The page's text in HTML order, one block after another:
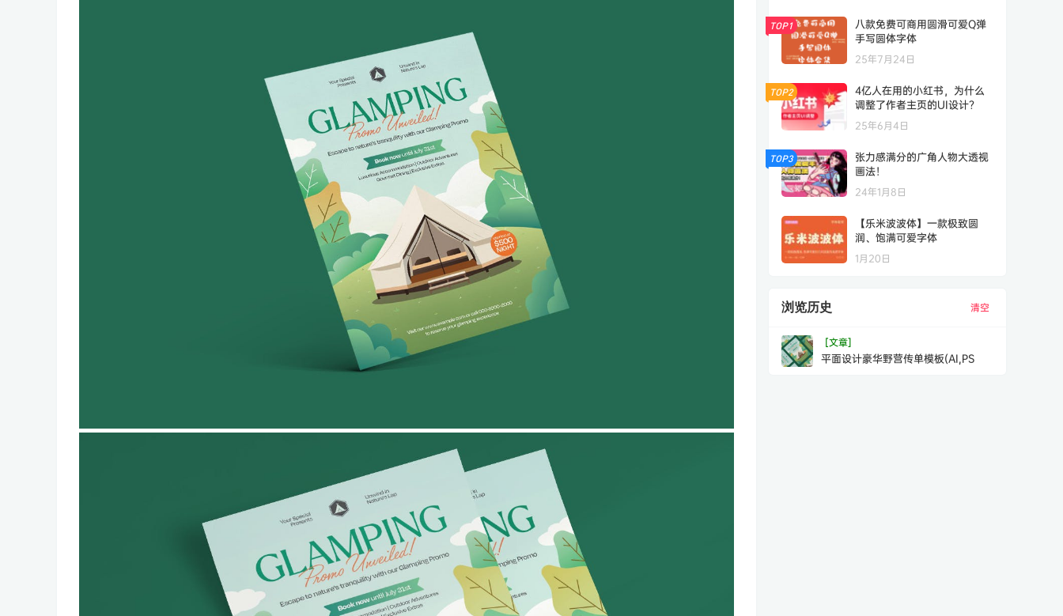
TOP1
八款免费可商用圆滑可爱Q弹
手写圆体字体
25年7月24日
TOP2
4亿人在用的小红书，为什么
调整了作者主页的UI设计？
25年6月4日
TOP3
张力感满分的广角人物大透视
画法！
24年1月8日
【乐米波波体】一款极致圆
润、饱满可爱字体
1月20日
浏览历史 清空
[文章]
平面设计豪华野营传单模板(AI,PS